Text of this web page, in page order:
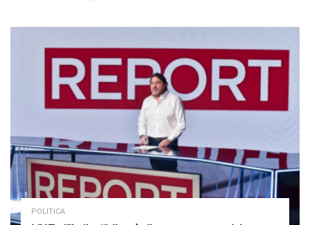
POLITICA